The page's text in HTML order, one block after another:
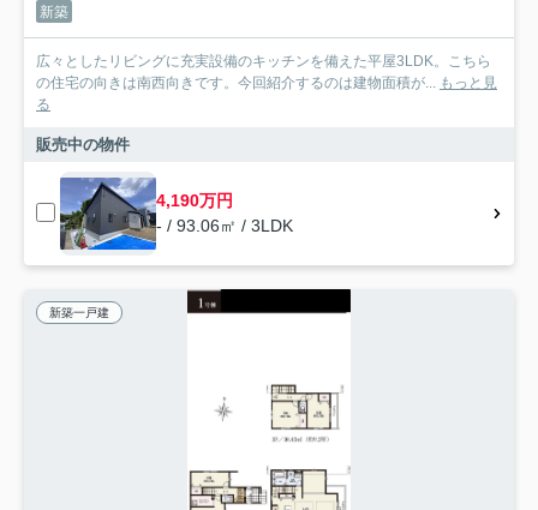
新築
広々としたリビングに充実設備のキッチンを備えた平屋3LDK。こちら
の住宅の向きは南西向きです。今回紹介するのは建物面積が...
もっと見
る
販売中の物件
4,190万円
- / 93.06㎡ / 3LDK
新築一戸建